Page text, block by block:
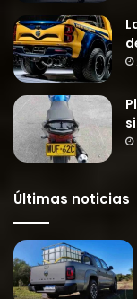
Últimas noticias